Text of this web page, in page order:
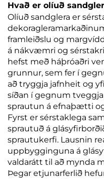
Hvað er olíuð
Olíuð sandglera er
framleiðslu og
á nákvæmri og
hefst með háþróaðri
grunnur, sem fer í
að tryggja jafnheit og
síðan í gegnum
sprautun á efnaþætti
Fyrst er sérstaklega
sprautuð á
sprautukerfi. Lausnin
uppbygginguna á
valdarátt til að mynda
Þegar etjunarferlið